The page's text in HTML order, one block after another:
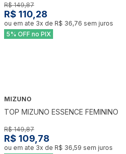
R$ 149,87
R$ 110,28
ou em ate 3x de R$ 36,76 sem juros
5% OFF no PIX
MIZUNO
TOP MIZUNO ESSENCE FEMININO
R$ 149,87
R$ 109,78
ou em ate 3x de R$ 36,59 sem juros